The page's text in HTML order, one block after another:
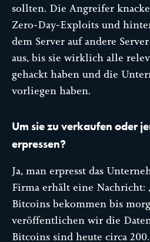
sollten. Die Angreifer
Zero-Day-Exploits und
dem Server auf andere
aus, bis sie wirklich alle
gehackt haben und die
vorliegen haben.
Um sie zu verkaufen oder
erpressen?
Ja, man erpresst das
Firma erhält eine Nachricht:
Bitcoins bekommen bis
veröffentlichen wir die
Bitcoins sind heute circa